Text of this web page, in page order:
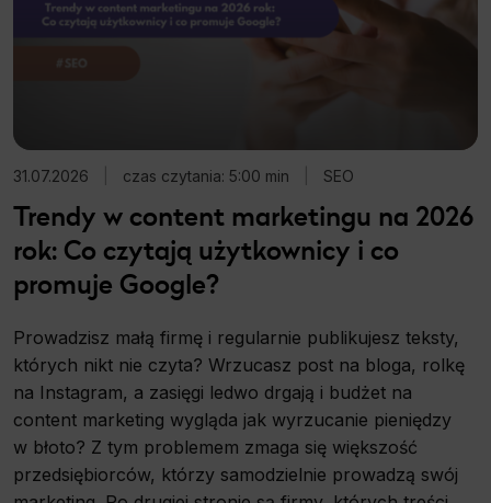
31.07.2026 czas czytania: 5:00 min SEO
Trendy w content marketingu na 2026
rok: Co czytają użytkownicy i co
promuje Google?
Prowadzisz małą firmę i regularnie publikujesz teksty,
których nikt nie czyta? Wrzucasz post na bloga, rolkę
na Instagram, a zasięgi ledwo drgają i budżet na
content marketing wygląda jak wyrzucanie pieniędzy
w błoto? Z tym problemem zmaga się większość
przedsiębiorców, którzy samodzielnie prowadzą swój